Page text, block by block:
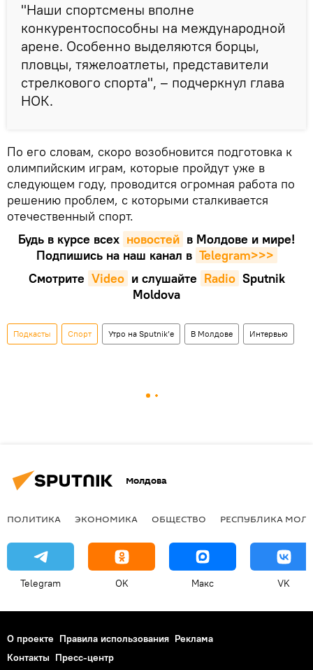
"Наши спортсмены вполне
конкурентоспособны на международной
арене. Особенно выделяются борцы,
пловцы, тяжелоатлеты, представители
стрелкового спорта", – подчеркнул глава
НОК.
По его словам, скоро возобновится подготовка к
олимпийским играм, которые пройдут уже в
следующем году, проводится огромная работа по
решению проблем, с которыми сталкивается
отечественный спорт.
Будь в курсе всех новостей в Молдове и мире!
Подпишись на наш канал в Telegram>>>
Смотрите Video и слушайте Radio Sputnik
Moldova
Подкасты Спорт Утро на Sputnik’e В Молдове Интервью
Молдова
ПОЛИТИКА ЭКОНОМИКА ОБЩЕСТВО РЕСПУБЛИКА
Telegram OK Макс VK
О проекте Правила использования Реклама
Контакты Пресс-центр